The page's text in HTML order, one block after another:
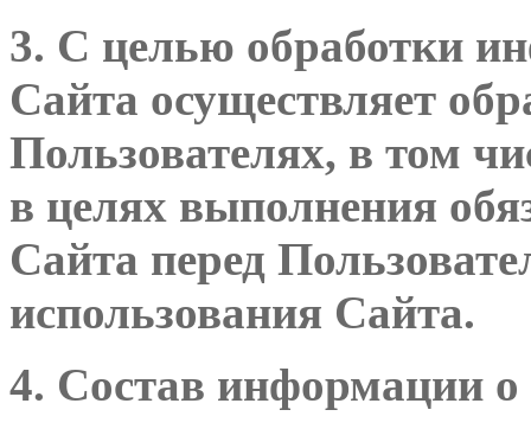
3. С целью обработки
Сайта осуществляет
Пользователях, в том
в целях выполнения
Сайта перед
использования Сайта.
4. Состав информации о